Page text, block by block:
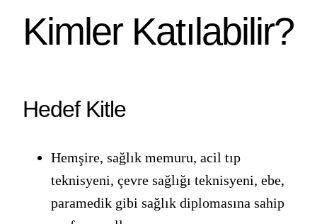
Kimler Katılabilir?
Hedef Kitle
Hemşire, sağlık memuru, acil tıp
teknisyeni, çevre sağlığı teknisyeni, ebe,
paramedik gibi sağlık diplomasına sahip